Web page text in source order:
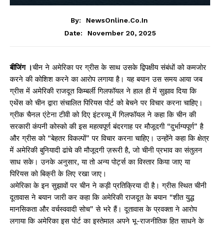
By:
NewsOnline.co.in
Date:
November 20, 2025
बीजिंग ।चीन ने अमेरिका पर ग्रीस के साथ उसके द्विपक्षीय संबंधों को कमजोर
करने की कोशिश करने का आरोप लगाया है। यह बयान उस समय आया जब
ग्रीस में अमेरिकी राजदूत किम्बर्ली गिलफॉयल ने हाल ही में सुझाव दिया कि
एथेंस को चीन द्वारा संचालित पिरियस पोर्ट को बेचने पर विचार करना चाहिए।
ग्रीक चैनल एंटेना टीवी को दिए इंटरव्यू में गिलफॉयल ने कहा कि चीन की
सरकारी कंपनी कोस्को की इस महत्वपूर्ण बंदरगाह पर मौजूदगी “दुर्भाग्यपूर्ण” है
और ग्रीस को “बेहतर विकल्पों” पर विचार करना चाहिए। उन्होंने कहा कि क्षेत्र
में अमेरिकी बुनियादी ढांचे की मौजूदगी ज़रूरी है, जो चीनी प्रभाव का संतुलन
साध सके। उनके अनुसार, या तो अन्य पोर्ट्स का विस्तार किया जाए या
पिरियस को बिक्री के लिए रखा जाए।
अमेरिका के इन सुझावों पर चीन ने कड़ी प्रतिक्रिया दी है। ग्रीस स्थित चीनी
दूतावास ने बयान जारी कर कहा कि अमेरिकी राजदूत के बयान “शीत युद्ध
मानसिकता और वर्चस्ववादी सोच” से भरे हैं। दूतावास के प्रवक्ता ने आरोप
लगाया कि अमेरिका इस पोर्ट का इस्तेमाल अपने भू-राजनीतिक हित साधने के